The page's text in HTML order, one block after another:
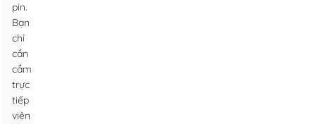
pin.
Bạn
chỉ
cần
cắm
trực
tiếp
viên